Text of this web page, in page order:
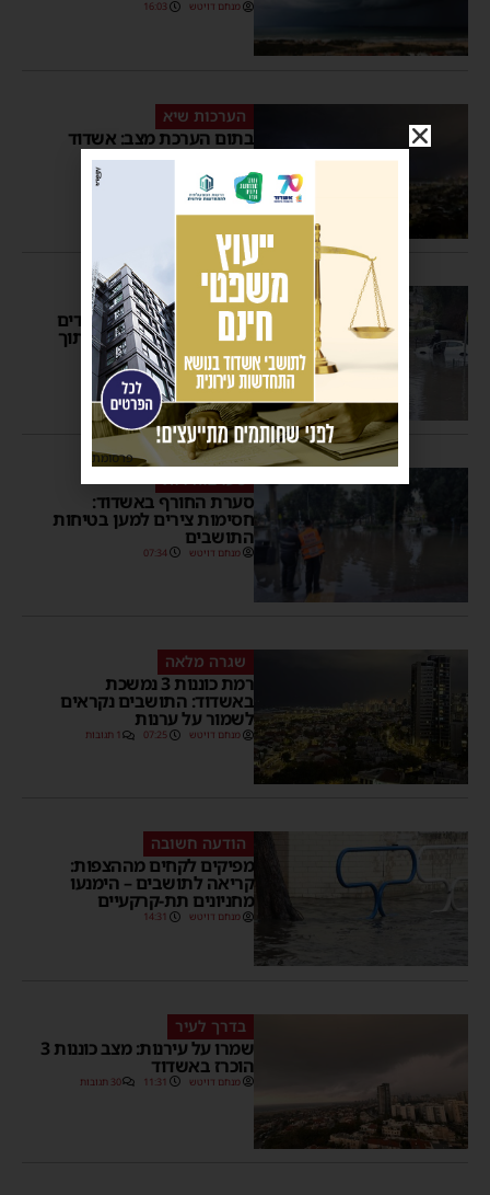
מנחם דויטש 16:03
הערכות שיא
בתום הערכת מצב: אשדוד
נכנסת למצב כוננות 2
גשמי ברכה
סערת גשמים חסרת תקדים
באשדוד: 50 מ”מ גשם בתוך
חצי שעה בלבד
מנחם דויטש 09:15
סעו בזהירות
סערת החורף באשדוד:
חסימות צירים למען בטיחות
התושבים
מנחם דויטש 07:34
שגרה מלאה
רמת כוננות 3 נמשכת
באשדוד: התושבים נקראים
לשמור על ערנות
מנחם דויטש 07:25 1 תגובות
הודעה חשובה
מפיקים לקחים מההצפות:
קריאה לתושבים – הימנעו
מחניונים תת-קרקעיים
מנחם דויטש 14:31
בדרך לעיר
שמרו על עירנות: מצב כוננות 3
הוכרז באשדוד
מנחם דויטש 11:31 30 תגובות
פרסומת